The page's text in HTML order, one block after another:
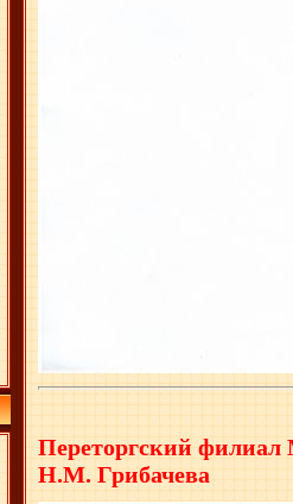
Переторгский
Н.М. Грибачева